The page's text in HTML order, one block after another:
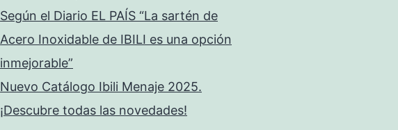
Según el Diario EL PAÍS “La sartén de
Acero Inoxidable de IBILI es una opción
inmejorable”
Nuevo Catálogo Ibili Menaje 2025.
¡Descubre todas las novedades!